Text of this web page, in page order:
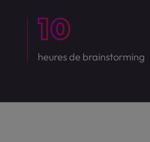
heures de brainstorming